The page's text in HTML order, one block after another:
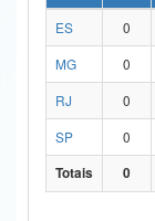
Ministério da Ciência,
Ministério do Meio
Ministério do Turismo
Ministério do
ES
0
MG
0
RJ
0
SP
0
Totais
0